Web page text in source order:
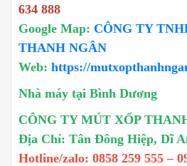
634 888
Google Map: CÔNG TY
THANH NGÂN
Web: https://
Nhà máy tại Bình Dương
CÔNG TY MÚT XỐP
Địa Chỉ: Tân Đông Hiệp, Dĩ
Hotline/zalo: 0858 259 555 –